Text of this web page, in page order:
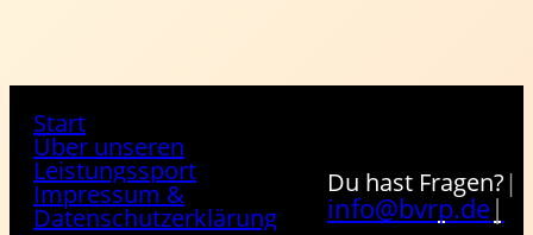
Start
Über unseren
Leistungssport
Impressum &
Datenschutzerklärung
Du hast Fragen?|
info@bvrp.de|